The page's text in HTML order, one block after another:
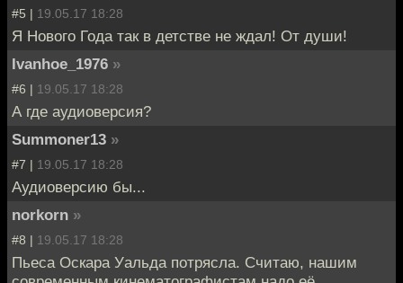
#5 | 19.05.17 18:28
Я Нового Года так в детстве не ждал! От души!
Ivanhoe_1976 »
#6 | 19.05.17 18:28
А где аудиоверсия?
Summoner13 »
#7 | 19.05.17 18:28
Аудиоверсию бы...
norkorn »
#8 | 19.05.17 18:28
Пьеса Оскара Уальда потрясла. Считаю, нашим